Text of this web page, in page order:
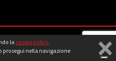
la cookie policy.
prosegui nella navigazione
×
rights reserved. Tutti i diritti relativi ad
dei rispettiviaventi diritto Note legali